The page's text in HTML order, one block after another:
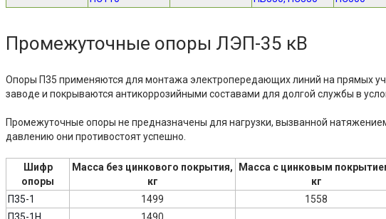
Промежуточные опоры ЛЭП-35 кВ
Опоры П35 применяются для монтажа электропередающих линий на прямых
заводе и покрываются антикоррозийными составами для долгой службы в
Промежуточные опоры не предназначены для нагрузки, вызванной
давлению они противостоят успешно.
Шифр
опоры
Масса без цинкового покрытия,
кг
Масса с цинковым
кг
П35-1
1499
1558